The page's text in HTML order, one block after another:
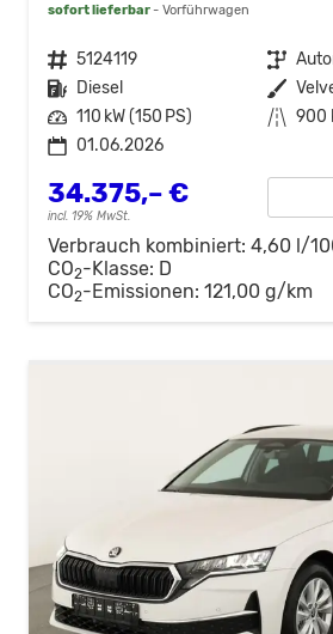
sofort lieferbar Vorführwagen
Fahrzeugnr. 5124119 Getriebe
Kraftstoff Diesel Außenfarbe
Leistung 110 kW (150 PS) Kilometerstand 900
01.06.2026
34.375,– €
incl. 19% MwSt.
Verbrauch kombiniert: 4,60 l/
CO2-Klasse: D
CO2-Emissionen: 121,00 g/km